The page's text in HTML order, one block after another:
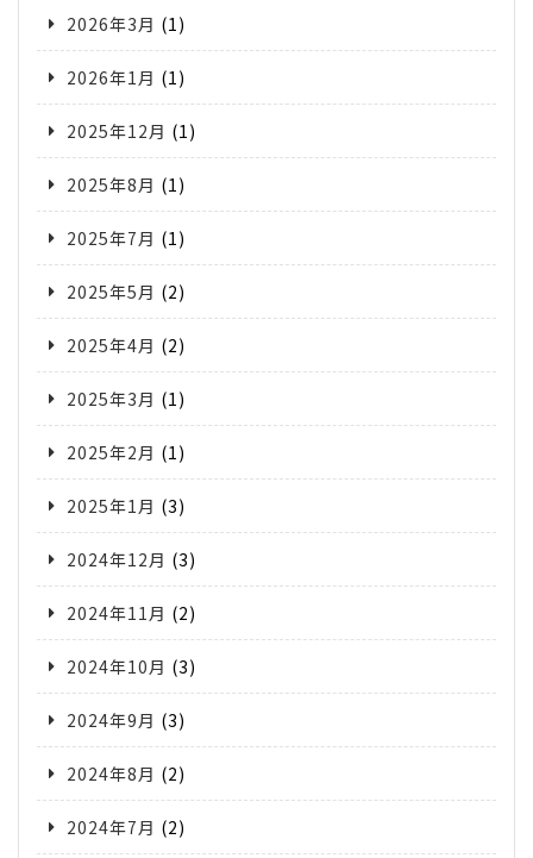
2026年3月 (1)
2026年1月 (1)
2025年12月 (1)
2025年8月 (1)
2025年7月 (1)
2025年5月 (2)
2025年4月 (2)
2025年3月 (1)
2025年2月 (1)
2025年1月 (3)
2024年12月 (3)
2024年11月 (2)
2024年10月 (3)
2024年9月 (3)
2024年8月 (2)
2024年7月 (2)